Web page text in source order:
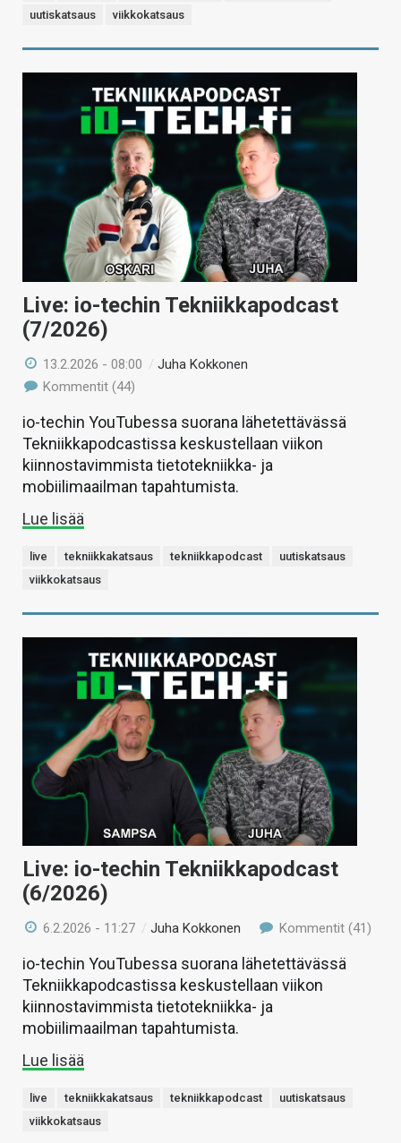
uutiskatsaus
viikkokatsaus
Live: io-techin Tekniikkapodcast
(7/2026)
13.2.2026 - 08:00 /Juha Kokkonen
Kommentit (44)
io-techin YouTubessa suorana lähetettävässä
Tekniikkapodcastissa keskustellaan viikon
kiinnostavimmista tietotekniikka- ja
mobiilimaailman tapahtumista.
Lue lisää
live tekniikkakatsaus tekniikkapodcast
uutiskatsaus
viikkokatsaus
Live: io-techin Tekniikkapodcast
(6/2026)
6.2.2026 - 11:27 /Juha Kokkonen Kommentit (41)
io-techin YouTubessa suorana lähetettävässä
Tekniikkapodcastissa keskustellaan viikon
kiinnostavimmista tietotekniikka- ja
mobiilimaailman tapahtumista.
Lue lisää
live tekniikkakatsaus tekniikkapodcast
uutiskatsaus
viikkokatsaus